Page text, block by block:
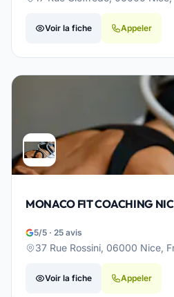
Voir la fiche Appeler
MONACO FIT COACHING
5/5 · 25 avis
37 Rue Rossini, 06000 Nice,
Voir la fiche Appeler